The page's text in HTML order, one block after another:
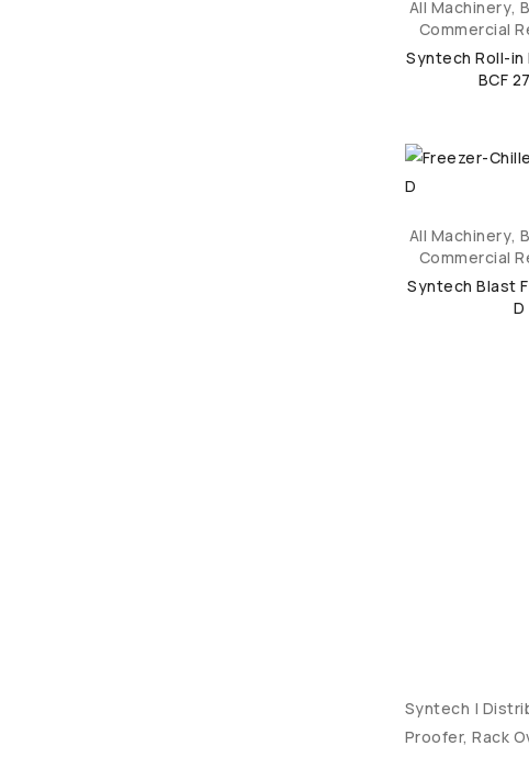
All Machinery,
Commercial
Syntech Roll-in
BCF
All Machinery,
Commercial
Syntech Blast
D
Syntech |
Proofer, Rack